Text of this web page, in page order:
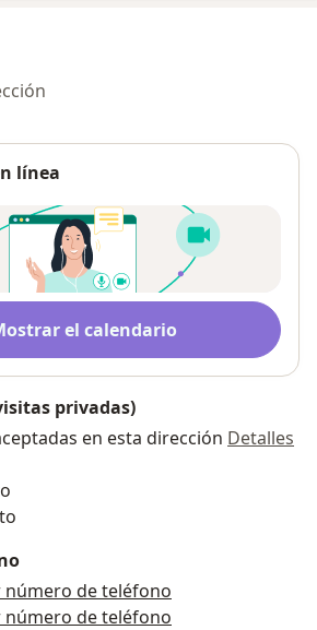
línea
el calendario
privadas)
en esta dirección Detalles
de teléfono
de teléfono